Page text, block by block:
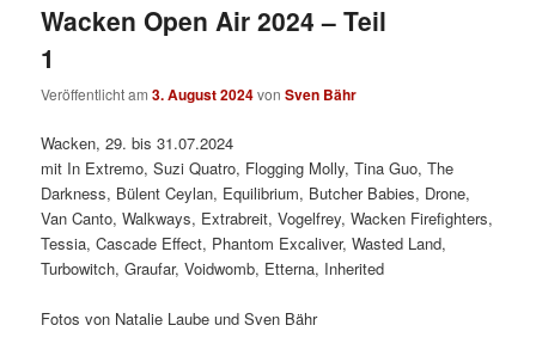
Wacken Open Air 2024 – Teil
1
Veröffentlicht am3. August 2024vonSven Bähr
Wacken, 29. bis 31.07.2024
mit In Extremo, Suzi Quatro, Flogging Molly, Tina Guo, The
Darkness, Bülent Ceylan, Equilibrium, Butcher Babies, Drone,
Van Canto, Walkways, Extrabreit, Vogelfrey, Wacken Firefighters,
Tessia, Cascade Effect, Phantom Excaliver, Wasted Land,
Turbowitch, Graufar, Voidwomb, Etterna, Inherited
Fotos von Natalie Laube und Sven Bähr